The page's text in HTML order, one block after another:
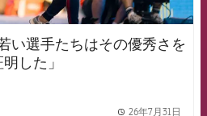
い選手たちはその優秀さを
した」
26年7月31日